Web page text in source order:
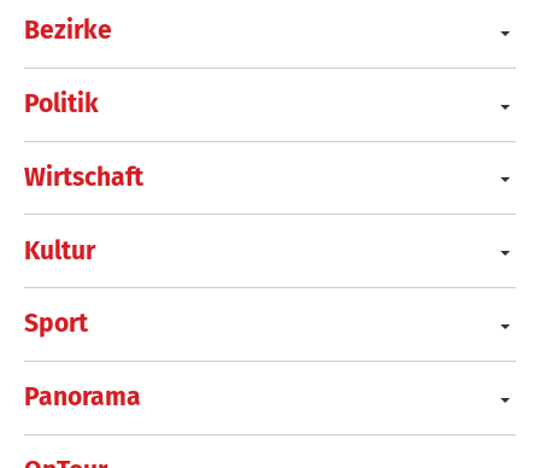
Bezirke
Politik
Wirtschaft
Kultur
Sport
Panorama